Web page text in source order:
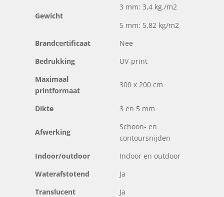
Gewicht
3 mm: 3,4 kg./m2
5 mm: 5,82 kg/m2
Brandcertificaat
Nee
Bedrukking
UV-print
Maximaal
printformaat
300 x 200 cm
Dikte 3 en 5 mm
Afwerking
Schoon- en
contoursnijden
Indoor/outdoor
Indoor en outdoor
Waterafstotend
Ja
Translucent
Ja